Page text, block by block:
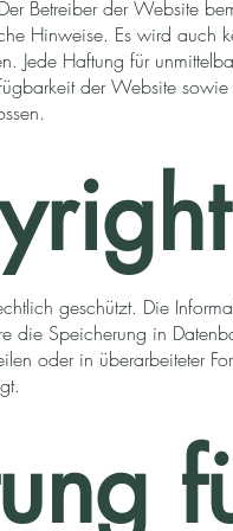
Betreiber der Website
Hinweise. Es wird auch
Jede Haftung für
der Website
geschützt. Die
die Speicherung in
oder in überarbeiteter